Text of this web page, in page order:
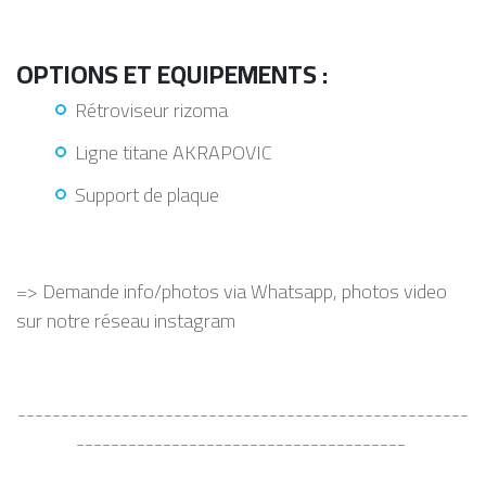
OPTIONS ET EQUIPEMENTS :
Rétroviseur rizoma
Ligne titane AKRAPOVIC
Support de plaque
=> Demande info/photos via Whatsapp, photos video
sur notre réseau instagram
----------------------------------------------------
--------------------------------------